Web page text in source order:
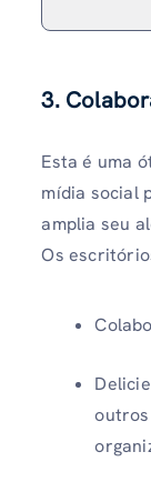
3.
Esta é uma
mídia social
amplia seu
Os